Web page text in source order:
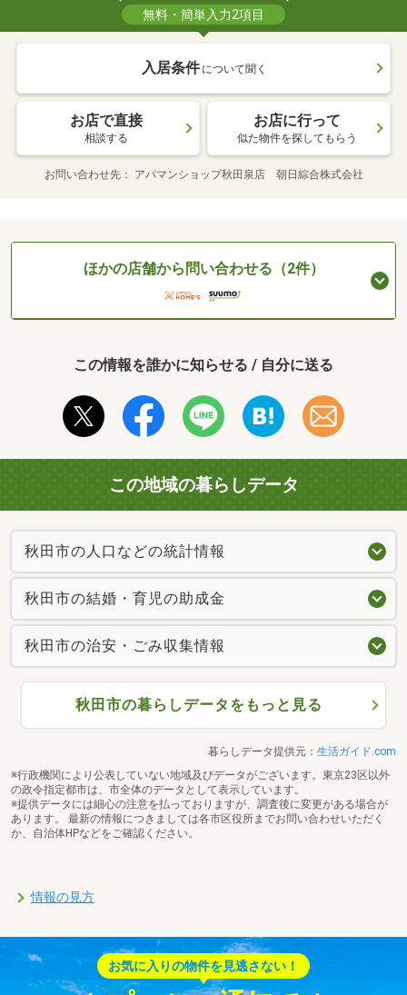
無料・簡単入力2項目
入居条件 について聞く
お店で直接
相談する
お店に行って
似た物件を探してもらう
お問い合わせ先 アパマンショップ秋田泉店 朝日綜合株式会社
ほかの店舗から問い合わせる（2件）
この情報を誰かに知らせる / 自分に送る
この地域の暮らしデータ
秋田市の人口などの統計情報
秋田市の結婚・育児の助成金
秋田市の治安・ごみ収集情報
秋田市の暮らしデータをもっと見る
暮らしデータ提供元： 生活ガイド.com
※行政機関により公表していない地域及びデータがございます。東京23区以外
の政令指定都市は、市全体のデータとして表示しています。
※提供データには細心の注意を払っておりますが、調査後に変更がある場合が
あります。 最新の情報につきましては各市区役所までお問い合わせいただく
か、自治体HPなどをご確認ください。
情報の見方
お気に入りの物件を見逃さない！